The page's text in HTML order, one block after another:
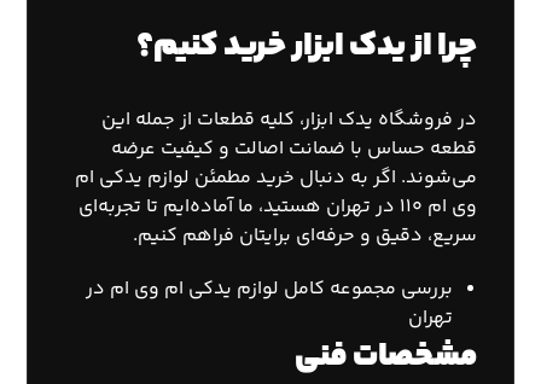
چرا از یدک ابزار خرید کنیم؟
در فروشگاه یدک ابزار، کلیه قطعات از جمله این
قطعه حساس با ضمانت اصالت و کیفیت عرضه
می‌شوند. اگر به دنبال خرید مطمئن لوازم یدکی ام
وی ام ۱۱۰ در تهران
هستید، ما آماده‌ایم تا تجربه‌ای
سریع، دقیق و حرفه‌ای برایتان فراهم کنیم.
بررسی مجموعه کامل لوازم یدکی ام وی ام در
تهران
مشخصات فنی